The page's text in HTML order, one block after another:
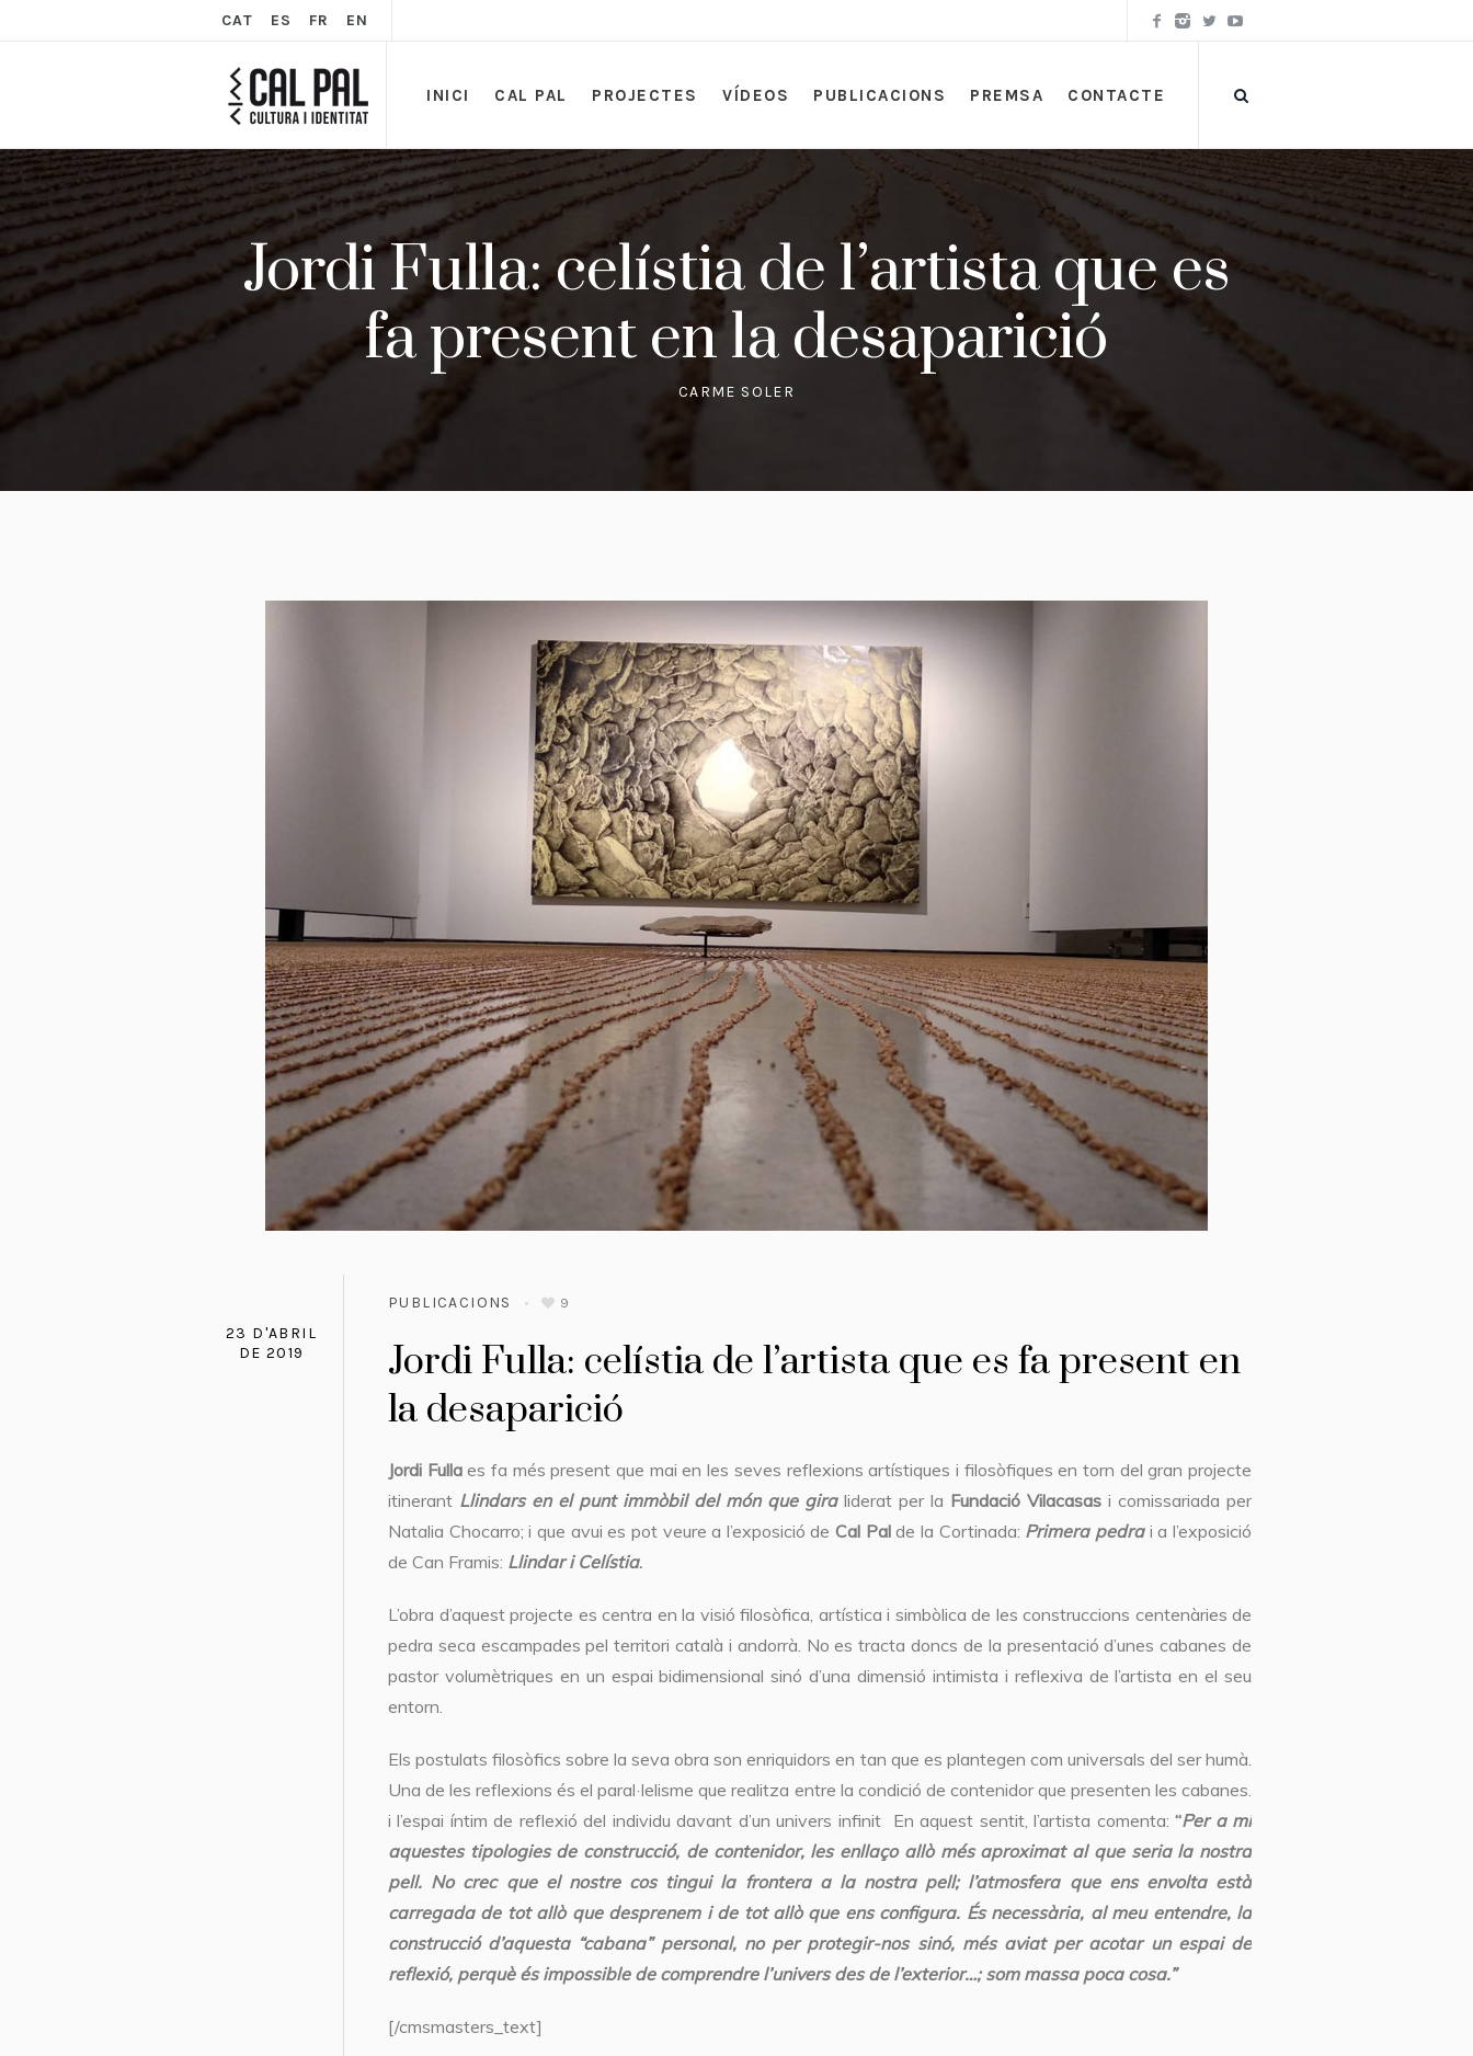
CAT ES FR EN
INICI CAL PAL PROJECTES VÍDEOS PUBLICACIONS PREMSA CONTACTE
Jordi Fulla: celístia de l’artista que es
fa present en la desaparició
CARME SOLER
23 D'ABRIL
DE 2019
PUBLICACIONS 9
Jordi Fulla: celístia de l’artista que es fa present en
la desaparició
Jordi Fullaes fa més present que mai en les seves reflexions artístiques i filosòfiques en torn del gran projecte
itinerant Llindars en el punt immòbil del món que giraliderat per la Fundació Vilacasas i comissariada per
Natalia Chocarro; i que avui es pot veure a l’exposició deCal Palde la Cortinada: Primera pedrai a l’exposició
de Can Framis: Llindar i Celístia.
L’obra d’aquest projecte es centra en la visió filosòfica, artística i simbòlica de les construccions centenàries de
pedra seca escampades pel territori català i andorrà. No es tracta doncs de la presentació d’unes cabanes de
pastor volumètriques en un espai bidimensional sinó d’una dimensió intimista i reflexiva de l’artista en el seu
entorn.
Els postulats filosòfics sobre la seva obra son enriquidors en tan que es plantegen com universals del ser humà.
Una de les reflexions és el paral·lelisme que realitza entre la condició de contenidor que presenten les cabanes.
i l’espai íntim de reflexió del individu davant d’un univers infinit En aquest sentit, l’artista comenta:“Per a mi
aquestes tipologies de construcció, de contenidor, les enllaço allò més aproximat al que seria la nostra
pell. No crec que el nostre cos tingui la frontera a la nostra pell; l’atmosfera que ens envolta està
carregada de tot allò que desprenem i de tot allò que ens configura. És necessària, al meu entendre, la
construcció d’aquesta “cabana” personal, no per protegir-nos sinó, més aviat per acotar un espai de
reflexió, perquè és impossible de comprendre l’univers des de l’exterior…; som massa poca cosa.”
[/cmsmasters_text]